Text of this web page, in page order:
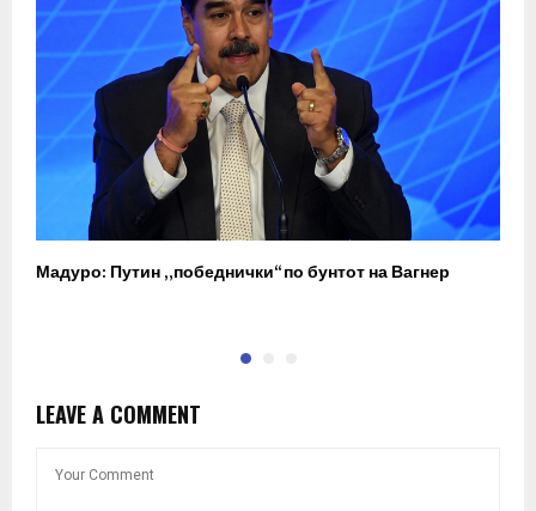
Мадуро: Путин „победнички“ по бунтот на Вагнер
LEAVE A COMMENT